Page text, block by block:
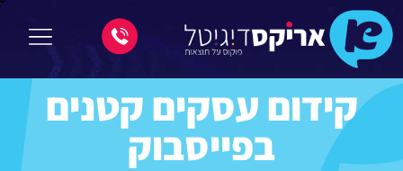
קידום עסקים קטנים
בפייסבוק